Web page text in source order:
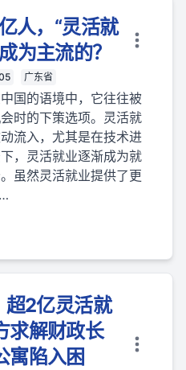
人，“灵活就
为主流的？
广东省
国的语境中，它往往被
时的下策选项。灵活就
流入，尤其是在技术进
，灵活就业逐渐成为就
虽然灵活就业提供了更
2亿灵活就
求解财政长
寓陷入困